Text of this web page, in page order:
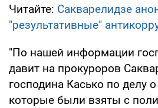
Читайте: Сакварелидзе
"результативные"
"По нашей информации
давит на прокуроров
господина Касько по делу
которые были взяты с